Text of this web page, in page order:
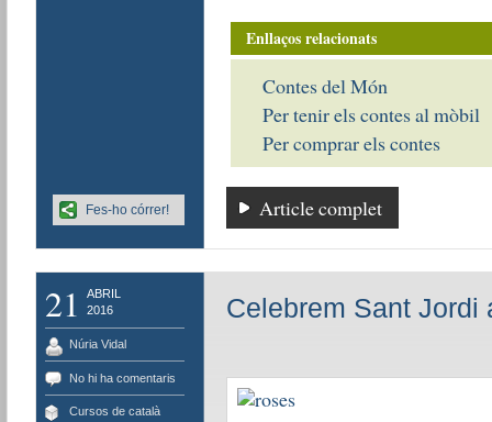
Enllaços relacionats
Contes del Món
Per tenir els contes al mòbil
Per comprar els contes
Article complet
Fes-ho córrer!
21
ABRIL
2016
Núria Vidal
No hi ha comentaris
Cursos de català
Celebrem Sant Jordi